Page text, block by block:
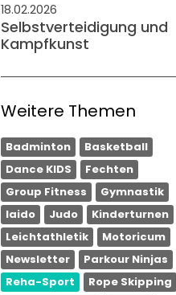
18.02.2026
Selbstverteidigung und
Kampfkunst
Weitere Themen
Badminton
Basketball
Dance KIDS
Fechten
Group Fitness
Gymnastik
Iaido
Judo
Kinderturnen
Leichtathletik
Motoricum
Newsletter
Parkour Ninjas
Reha-Sport
Rope Skipping